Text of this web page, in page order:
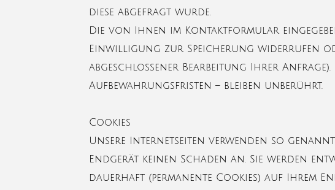
diese abgefragt wurde.
Die von Ihnen im Kontaktformular
Einwilligung zur Speicherung widerrufen
abgeschlossener Bearbeitung Ihrer Anfrage).
Aufbewahrungsfristen – bleiben unberührt.
Cookies
Unsere Internetseiten verwenden so
Endgerät keinen Schaden an. Sie werden
dauerhaft (permanente Cookies) auf Ihrem